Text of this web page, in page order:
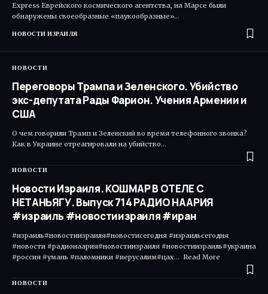
Express Еврейского космического агентства, на Марсе были
обнаружены своеобразные «паукообразные»…
НОВОСТИ ИЗРАИЛЯ
НОВОСТИ
Переговоры Трампа и Зеленского. Убийство
экс-депутата Рады Фарион. Учения Армении и
США
О чем говорили Трамп и Зеленский во время телефонного звонка?
Как в Украине отреагировали на убийство…
НОВОСТИ
Новости Израиля. КОШМАР В ОТЕЛЕ С
НЕТАНЬЯГУ. Выпуск 714 РАДИО НААРИЯ
#израиль #новостиизраиля #иран
#израиль#новостиизраиля#новостисегодня #израильсегодня
#новости #радионаария#новостиизраиля #новостиизраиль#украина
#россия #умань #паломники #иерусалим#цах... Read More ​
НОВОСТИ